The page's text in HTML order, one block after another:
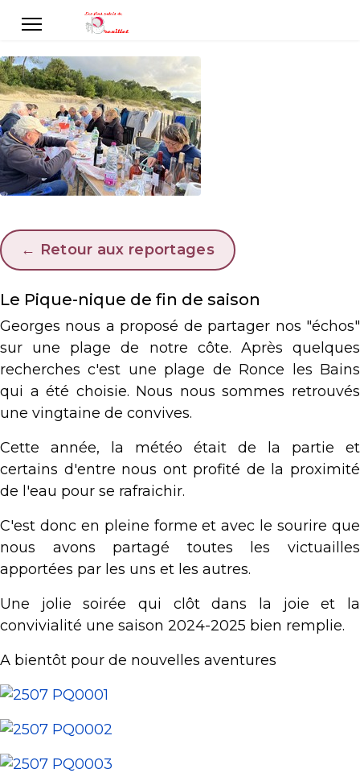
← Retour aux reportages
Le Pique-nique de fin de saison
Georges nous a proposé de partager nos "échos"
sur une plage de notre côte. Après quelques
recherches c'est une plage de Ronce les Bains
qui a été choisie. Nous nous sommes retrouvés
une vingtaine de convives.
Cette année, la météo était de la partie et
certains d'entre nous ont profité de la proximité
de l'eau pour se rafraichir.
C'est donc en pleine forme et avec le sourire que
nous avons partagé toutes les victuailles
apportées par les uns et les autres.
Une jolie soirée qui clôt dans la joie et la
convivialité une saison 2024-2025 bien remplie.
A bientôt pour de nouvelles aventures